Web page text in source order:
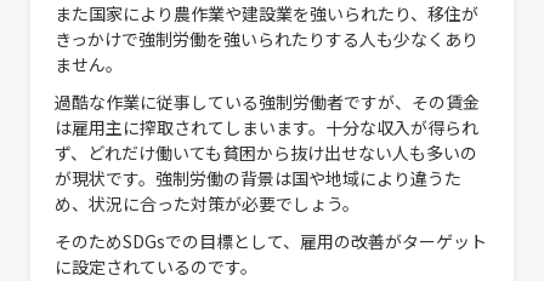
また国家により農作業や建設業を強いられたり、移住が
きっかけで強制労働を強いられたりする人も少なくあり
ません。
過酷な作業に従事している強制労働者ですが、その賃金
は雇用主に搾取されてしまいます。十分な収入が得られ
ず、どれだけ働いても貧困から抜け出せない人も多いの
が現状です。強制労働の背景は国や地域により違うた
め、状況に合った対策が必要でしょう。
そのためSDGsでの目標として、雇用の改善がターゲット
に設定されているのです。